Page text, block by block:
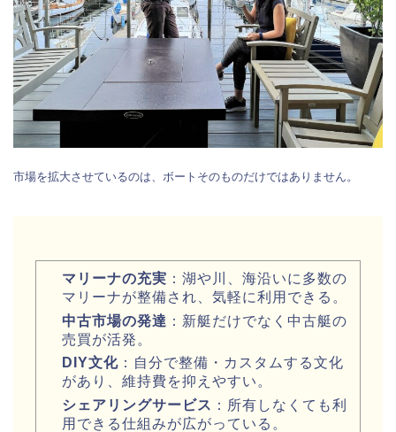
市場を拡大させているのは、ボートそのものだけではありません。
マリーナの充実 ：湖や川、海沿いに多数の
マリーナが整備され、気軽に利用できる。
中古市場の発達 ：新艇だけでなく中古艇の
売買が活発。
DIY文化 ：自分で整備・カスタムする文化
があり、維持費を抑えやすい。
シェアリングサービス ：所有しなくても利
用できる仕組みが広がっている。